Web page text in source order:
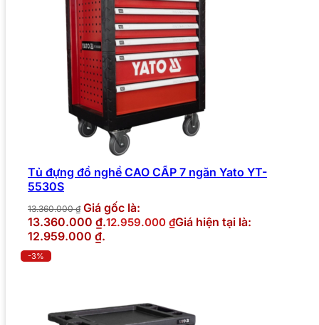
Tủ đựng đồ nghề CAO CẤP 7 ngăn Yato YT-
5530S
13.360.000₫ Giá gốc là:
13.360.000 ₫.12.959.000 ₫Giá hiện tại là:
12.959.000 ₫.
-3%